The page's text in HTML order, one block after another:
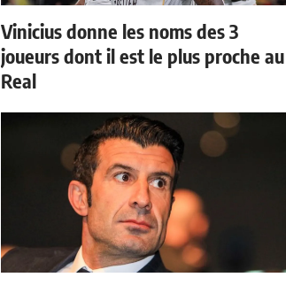
Vinicius donne les noms des 3
joueurs dont il est le plus proche au
Real